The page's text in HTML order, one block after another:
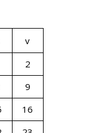
v
2
9
16